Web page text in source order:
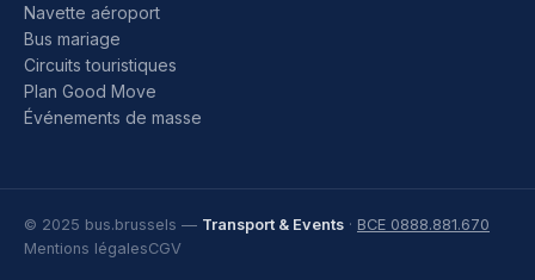
Navette aéroport
Bus mariage
Circuits touristiques
Plan Good Move
Événements de masse
© 2025 bus.brussels — Transport & Events · BCE 0888.881.670
Mentions légalesCGV